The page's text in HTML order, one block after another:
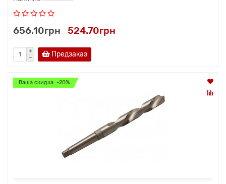
656.10грн 524.70грн
Предзаказ
Ваша скидка: -20%